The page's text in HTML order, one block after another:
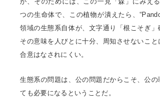
つの生命体で、この植物が潰えたら、
領域の生態系自体が、文字通り「根こそぎ」
その意味を人びとに十分、周知させないこ
合意はなされにくい。
生態系の問題は、公の問題だからこそ、公の
ても必要になるということだ。